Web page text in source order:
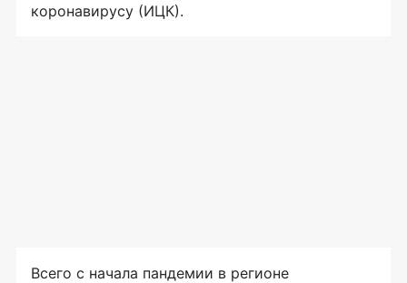
коронавирусу (ИЦК).
Всего с начала пандемии в регионе